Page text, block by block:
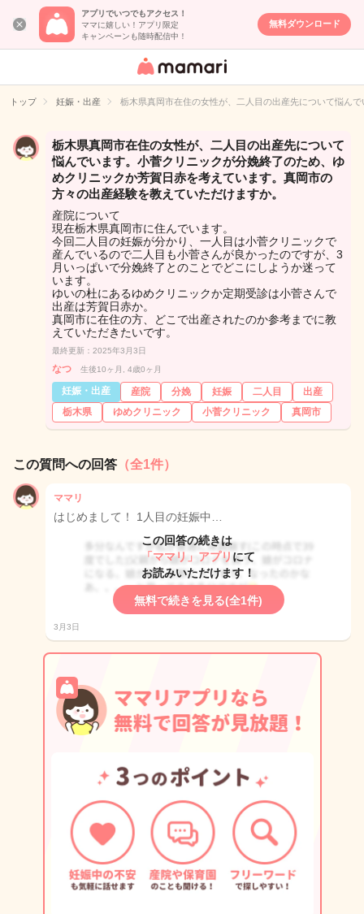
アプリでいつでもアクセス！
ママに嬉しい！アプリ限定
キャンペーンも随時配信中！
無料ダウンロード
女性専用匿名QA
イト
トップ 妊娠・出産 栃木県真岡市在住の女性が、二人目の出産先について悩ん
栃木県真岡市在住の女性が、二人目の出産先について
悩んでいます。小菅クリニックが分娩終了のため、ゆ
めクリニックか芳賀日赤を考えています。真岡市の
方々の出産経験を教えていただけますか。
産院について
現在栃木県真岡市に住んでいます。
今回二人目の妊娠が分かり、一人目は小菅クリニックで
産んでいるので二人目も小菅さんが良かったのですが、3
月いっぱいで分娩終了とのことでどこにしようか迷って
います。
ゆいの杜にあるゆめクリニックか定期受診は小菅さんで
出産は芳賀日赤か。
真岡市に在住の方、どこで出産されたのか参考までに教
えていただきたいです。
最終更新：2025年3月3日
なつ 生後10ヶ月, 4歳0ヶ月
妊娠・出産 産院 分娩 妊娠 二人目
出産
栃木県
ゆめクリニック 小菅クリニック 真岡市
この質問への回答 （全1件）
ママリ
はじめまして！ 1人目の妊娠中…
この回答の続きは
「ママリ」アプリ にて
お読みいただけます！
無料で続きを見る(全1件)
3月3日